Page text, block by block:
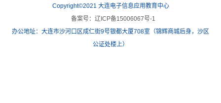
Copyright©2021 大连电子信息应用教育中心
备案号：辽ICP备15006067号-1
办公地址：大连市沙河口区成仁街9号银都大厦708室（锦辉商城后身，沙区
公证处楼上）